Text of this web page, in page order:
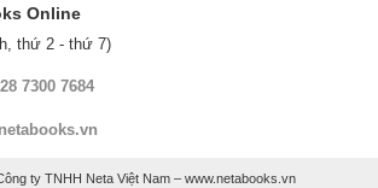
Online
thứ 2 - thứ 7)
7300 7684
ty TNHH Neta Việt Nam – www.netabooks.vn